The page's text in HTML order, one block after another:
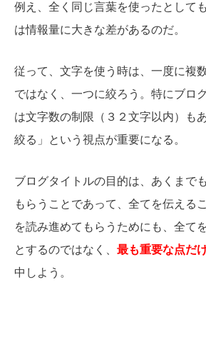
例え、全く同じ言葉を使ったとして
は情報量に大きな差があるのだ。
従って、文字を使う時は、一度に複
ではなく、一つに絞ろう。特にブロ
は文字数の制限（３２文字以内）も
絞る」という視点が重要になる。
ブログタイトルの目的は、あくまで
もらうことであって、全てを伝える
を読み進めてもらうためにも、全て
とするのではなく、 最も重要な点だ
中しよう。